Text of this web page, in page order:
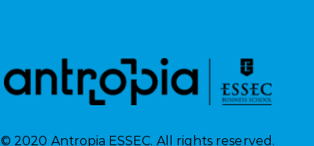
© 2020 Antropia ESSEC. All rights reserved.